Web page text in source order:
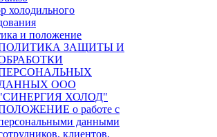
холодильного
и положение
ЗАЩИТЫ И
ООО
ХОЛОД"
о работе с
данными
клиентов,